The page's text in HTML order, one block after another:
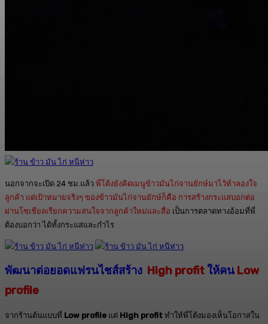
นอกจากจะเปิด 24 ชม.แล้ว พี่โต้งยังคิดเมนูข้าวมันไก่จานยักษ์มาไว้ท้าลองใจ
ลูกค้า แต่เป้าหมายจริงๆ ของข้าวมันไก่จานยักษ์ก็คือ การสร้างกระแสบอกต่อ
ผ่านโซเชียลเรียกความสนใจจากลูกค้าใหม่และสื่อ เป็นการตลาดทางอ้อมที่พี่
ต้องบอกว่า ได้ทั้งกระแสและกำไร
พัฒนาต่อยอดแฟรนไชส์สร้าง High profit ให้คน Low
profile
จากร้านต้นแบบที่ Low profile แต่ High profit ทำให้พี่โต้งมองเห็นโอกาสใน